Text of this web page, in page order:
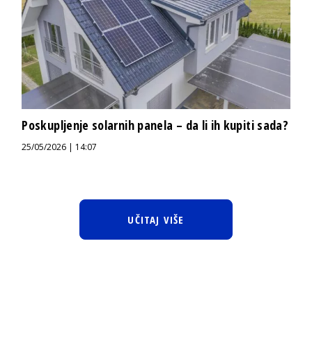
Poskupljenje solarnih panela – da li ih kupiti sada?
25/05/2026 | 14:07
UČITAJ VIŠE